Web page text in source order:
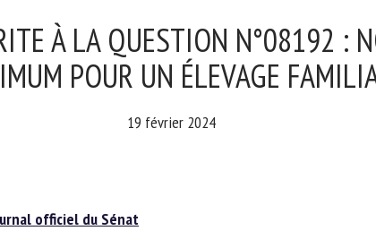
À LA QUESTION N°08192 :
POUR UN ÉLEVAGE
19 février 2024
officiel du Sénat
BIEN-ÊTRE ANIMAL